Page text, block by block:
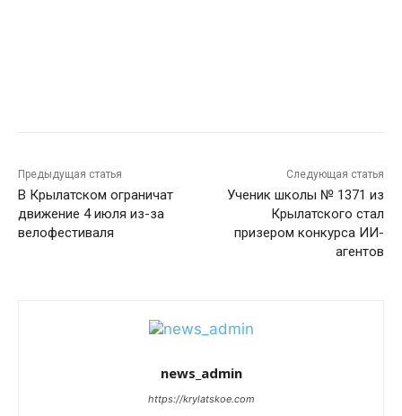
Предыдущая статья
В Крылатском ограничат
движение 4 июля из-за
велофестиваля
Следующая статья
Ученик школы № 1371 из
Крылатского стал
призером конкурса ИИ-
агентов
news_admin
https://krylatskoe.com